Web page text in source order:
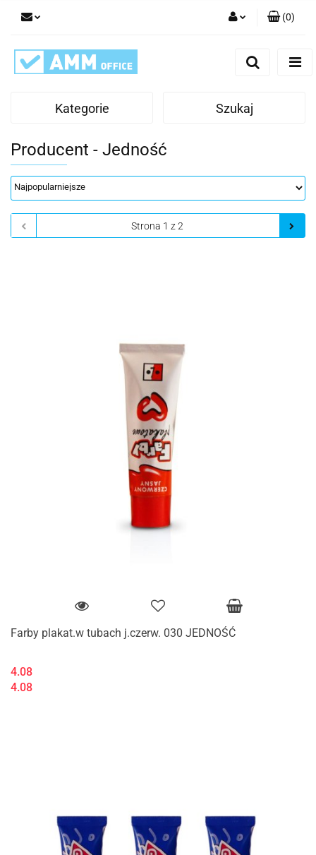
(0)
Kategorie Szukaj
Producent - Jedność
Farby plakat.w tubach j.czerw. 030 JEDNOŚĆ
4.08
4.08